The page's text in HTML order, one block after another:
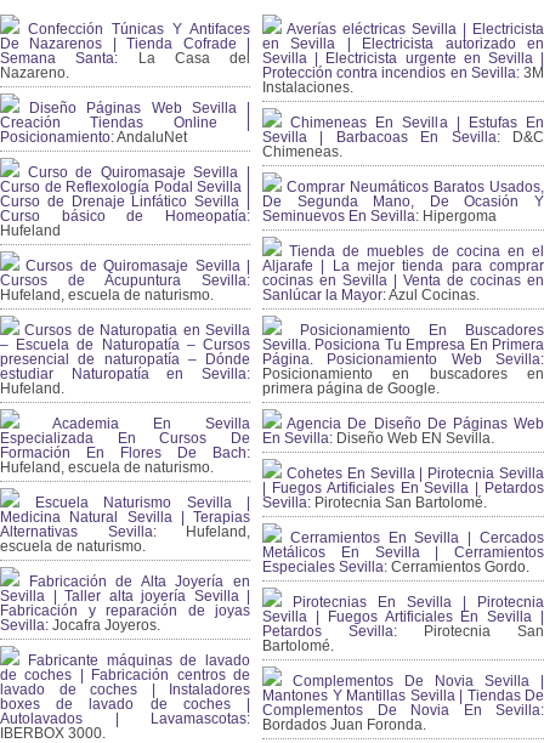
Confección Túnicas Y Antifaces
De Nazarenos | Tienda Cofrade |
Semana Santa: La Casa del
Nazareno.
Diseño Páginas Web Sevilla |
Creación Tiendas Online |
Posicionamiento:AndaluNet
Curso de Quiromasaje Sevilla |
Curso de Reflexología Podal Sevilla |
Curso de Drenaje Linfático Sevilla |
Curso básico de Homeopatía:
Hufeland
Cursos de Quiromasaje Sevilla |
Cursos de Acupuntura Sevilla:
Hufeland, escuela de naturismo.
Cursos de Naturopatia en Sevilla
– Escuela de Naturopatía – Cursos
presencial de naturopatía – Dónde
estudiar Naturopatía en Sevilla:
Hufeland.
Academia En Sevilla
Especializada En Cursos De
Formación En Flores De Bach:
Hufeland, escuela de naturismo.
Escuela Naturismo Sevilla |
Medicina Natural Sevilla | Terapias
Alternativas Sevilla: Hufeland,
escuela de naturismo.
Fabricación de Alta Joyería en
Sevilla | Taller alta joyería Sevilla |
Fabricación y reparación de joyas
Sevilla: Jocafra Joyeros.
Fabricante máquinas de lavado
de coches | Fabricación centros de
lavado de coches | Instaladores
boxes de lavado de coches |
Autolavados | Lavamascotas:
IBERBOX 3000.
Averías eléctricas Sevilla | Electricista
en Sevilla | Electricista autorizado en
Sevilla | Electricista urgente en Sevilla |
Protección contra incendios en Sevilla:3M
Instalaciones.
Chimeneas En Sevilla | Estufas En
Sevilla | Barbacoas En Sevilla:D&C
Chimeneas.
Comprar Neumáticos Baratos Usados,
De Segunda Mano, De Ocasión Y
Seminuevos En Sevilla: Hipergoma
Tienda de muebles de cocina en el
Aljarafe | La mejor tienda para comprar
cocinas en Sevilla | Venta de cocinas en
Sanlúcar la Mayor:Azul Cocinas.
Posicionamiento En Buscadores
Sevilla. Posiciona Tu Empresa En Primera
Página. Posicionamiento Web Sevilla:
Posicionamiento en buscadores en
primera página de Google.
Agencia De Diseño De Páginas Web
En Sevilla: Diseño Web EN Sevilla.
Cohetes En Sevilla | Pirotecnia Sevilla
| Fuegos Artificiales En Sevilla | Petardos
Sevilla: Pirotecnia San Bartolomé.
Cerramientos En Sevilla | Cercados
Metálicos En Sevilla | Cerramientos
Especiales Sevilla: Cerramientos Gordo.
Pirotecnias En Sevilla | Pirotecnia
Sevilla | Fuegos Artificiales En Sevilla |
Petardos Sevilla: Pirotecnia San
Bartolomé.
Complementos De Novia Sevilla |
Mantones Y Mantillas Sevilla | Tiendas De
Complementos De Novia En Sevilla:
Bordados Juan Foronda.